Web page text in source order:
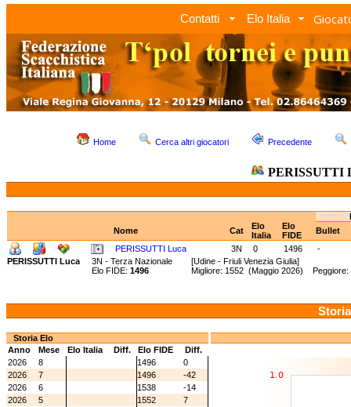
Contatti Elo Italia
Home Cerca altri giocatori Precedente
PERISSUTTI
Nome
Cat
Elo
Italia
Elo
FIDE
Bullet
PERISSUTTI Luca
3N 0 1496
-
PERISSUTTI Luca
3N - Terza Nazionale [Udine - Friuli Venezia Giulia]
Elo FIDE: 1496 Migliore: 1552 (Maggio 2026) Peggiore:
Storia Elo
Anno
Mese Elo Italia Diff. Elo FIDE
Diff.
2026
8 1496
0
2026
7 1496
-42
2026
6 1538
-14
2026
5 1552
7